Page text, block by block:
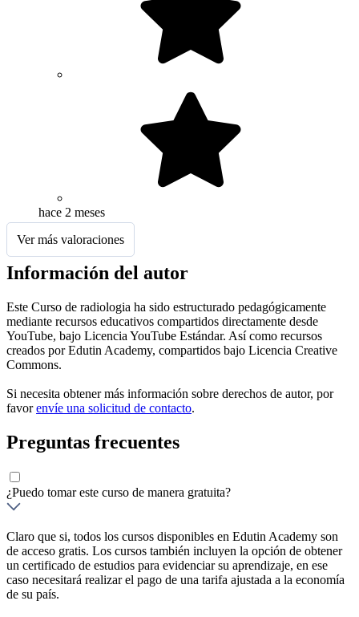
hace 2 meses
Ver más valoraciones
Información del autor
Este Curso de radiologia ha sido estructurado pedagógicamente
mediante recursos educativos compartidos directamente desde
YouTube, bajo Licencia YouTube Estándar. Así como recursos
creados por Edutin Academy, compartidos bajo Licencia Creative
Commons.
Si necesita obtener más información sobre derechos de autor, por
favorenvíe una solicitud de contacto.
Preguntas frecuentes
¿Puedo tomar este curso de manera gratuita?
Claro que si, todos los cursos disponibles en Edutin Academy son
de acceso gratis. Los cursos también incluyen la opción de obtener
un certificado de estudios para evidenciar su aprendizaje, en ese
caso necesitará realizar el pago de una tarifa ajustada a la economía
de su país.